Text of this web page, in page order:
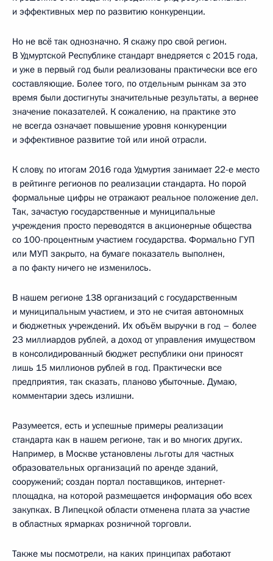
и эффективных мер по развитию конкуренции.
Но не всё так однозначно. Я скажу про свой регион.
В Удмуртской Республике стандарт внедряется с 2015 года,
и уже в первый год были реализованы практически все его
составляющие. Более того, по отдельным рынкам за это
время были достигнуты значительные результаты, а вернее
значение показателей. К сожалению, на практике это
не всегда означает повышение уровня конкуренции
и эффективное развитие той или иной отрасли.
К слову, по итогам 2016 года Удмуртия занимает 22-е место
в рейтинге регионов по реализации стандарта. Но порой
формальные цифры не отражают реальное положение дел.
Так, зачастую государственные и муниципальные
учреждения просто переводятся в акционерные общества
со 100-процентным участием государства. Формально ГУП
или МУП закрыто, на бумаге показатель выполнен,
а по факту ничего не изменилось.
В нашем регионе 138 организаций с государственным
и муниципальным участием, и это не считая автономных
и бюджетных учреждений. Их объём выручки в год – более
23 миллиардов рублей, а доход от управления имуществом
в консолидированный бюджет республики они приносят
лишь 15 миллионов рублей в год. Практически все
предприятия, так сказать, планово убыточные. Думаю,
комментарии здесь излишни.
Разумеется, есть и успешные примеры реализации
стандарта как в нашем регионе, так и во многих других.
Например, в Москве установлены льготы для частных
образовательных организаций по аренде зданий,
сооружений; создан портал поставщиков, интернет-
площадка, на которой размещается информация обо всех
закупках. В Липецкой области отменена плата за участие
в областных ярмарках розничной торговли.
Также мы посмотрели, на каких принципах работают